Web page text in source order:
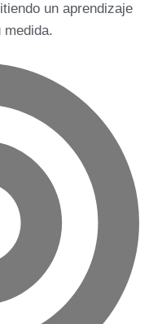
un aprendizaje
medida.